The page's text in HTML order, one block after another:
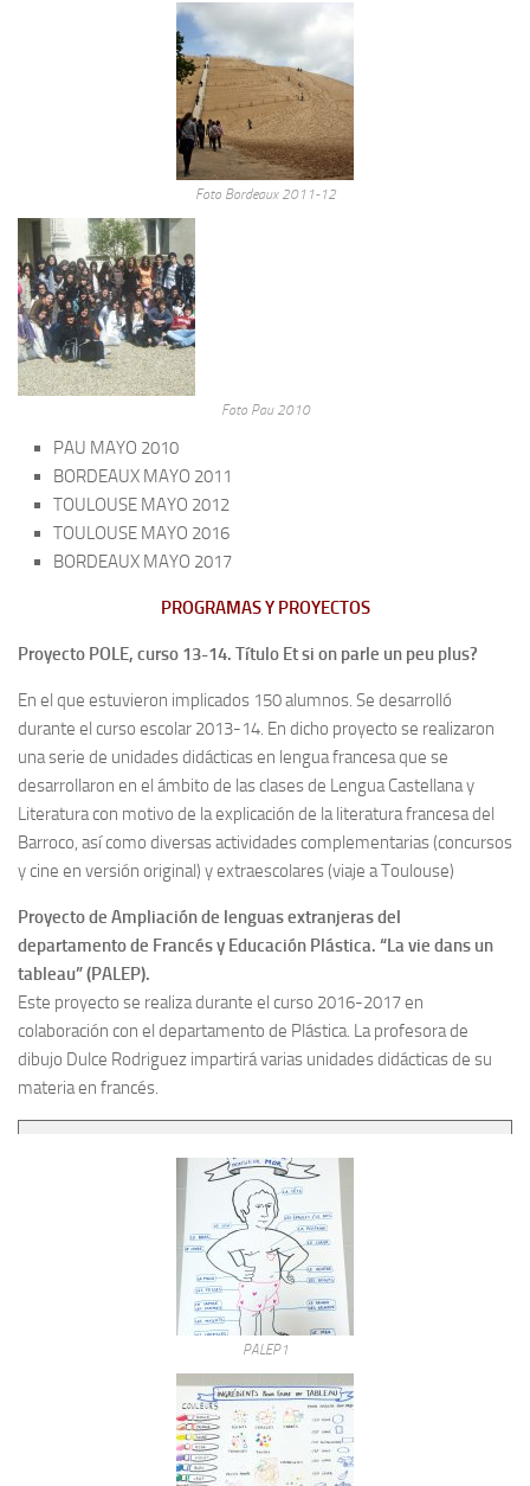
Foto Bordeaux 2011-12
Foto Pau 2010
PAU MAYO 2010
BORDEAUX MAYO 2011
TOULOUSE MAYO 2012
TOULOUSE MAYO 2016
BORDEAUX MAYO 2017
PROGRAMAS Y PROYECTOS
Proyecto POLE, curso 13-14. Título Et si on parle un peu plus?
En el que estuvieron implicados 150 alumnos. Se desarrolló
durante el curso escolar 2013-14. En dicho proyecto se realizaron
una serie de unidades didácticas en lengua francesa que se
desarrollaron en el ámbito de las clases de Lengua Castellana y
Literatura con motivo de la explicación de la literatura francesa del
Barroco, así como diversas actividades complementarias (concursos
y cine en versión original) y extraescolares (viaje a Toulouse)
Proyecto de Ampliación de lenguas extranjeras del
departamento de Francés y Educación Plástica. “La vie dans un
tableau” (PALEP).
Este proyecto se realiza durante el curso 2016-2017 en
colaboración con el departamento de Plástica. La profesora de
dibujo Dulce Rodriguez impartirá varias unidades didácticas de su
materia en francés.
PALEP1